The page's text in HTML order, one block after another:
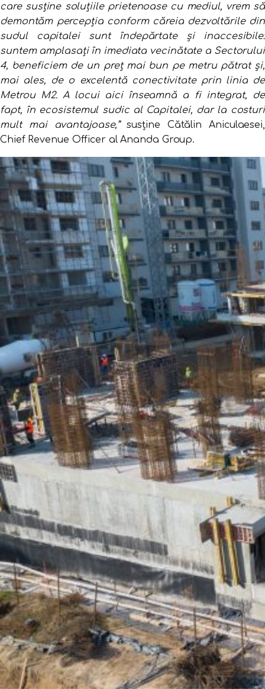
care susține soluțiile prietenoase cu mediul, vrem să
demontăm percepția conform căreia dezvoltările din
sudul capitalei sunt îndepărtate și inaccesibile:
suntem amplasați în imediata vecinătate a Sectorului
4, beneficiem de un preț mai bun pe metru pătrat și,
mai ales, de o excelentă conectivitate prin linia de
Metrou M2. A locui aici înseamnă a fi integrat, de
fapt, în ecosistemul sudic al Capitalei, dar la costuri
mult mai avantajoase,”susține Cătălin Aniculaesei,
Chief Revenue Officer al Ananda Group.